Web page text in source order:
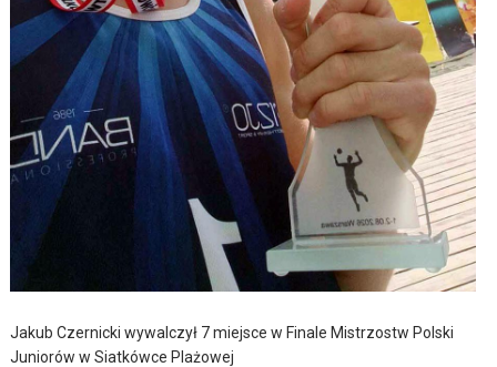
Jakub Czernicki wywalczył 7 miejsce w Finale Mistrzostw Polski
Juniorów w Siatkówce Plażowej